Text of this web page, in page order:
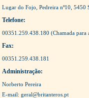
Lugar do Fojo, Pedreira nº10, 5450
Telefone:
00351.259.438.180 (Chamada para
Fax:
00351.259.438.181
Administração:
Norberto Pereira
E-mail: geral@britanteros.pt